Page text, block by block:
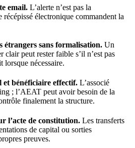
email.L’alerte n’est pas la
électronique commandent la
étrangers sans formalisation.Un
clair peut rester faible s’il n’est pas
lorsque nécessaire.
et bénéficiaire effectif.L’associé
; l’AEAT peut avoir besoin de la
finalement la structure.
l’acte de constitution.Les transferts
de capital ou sorties
preuves.